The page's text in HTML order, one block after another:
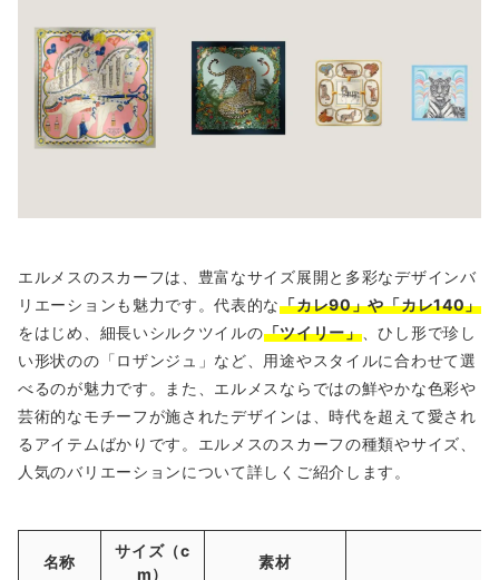
エルメスのスカーフは、豊富なサイズ展開と多彩なデザインバ
リエーションも魅力です。代表的な「カレ90」や「カレ140」
をはじめ、細長いシルクツイルの「ツイリー」、ひし形で珍し
い形状のの「ロザンジュ」など、用途やスタイルに合わせて選
べるのが魅力です。また、エルメスならではの鮮やかな色彩や
芸術的なモチーフが施されたデザインは、時代を超えて愛され
るアイテムばかりです。エルメスのスカーフの種類やサイズ、
人気のバリエーションについて詳しくご紹介します。
名称
サイズ（c
m）
素材